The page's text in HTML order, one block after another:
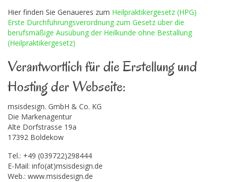
Hier finden Sie Genaueres zum Heilpraktikergesetz (HPG)
Erste Durchführungsverordnung zum Gesetz über die
berufsmäßige Ausübung der Heilkunde ohne Bestallung
(Heilpraktikergesetz)
Verantwortlich für die Erstellung und
Hosting der Webseite:
msisdesign. GmbH & Co. KG
Die Markenagentur
Alte Dorfstrasse 19a
17392 Boldekow
Tel.: +49 (039722)298444
E-Mail: info(at)msisdesign.de
Web.: www.msisdesign.de